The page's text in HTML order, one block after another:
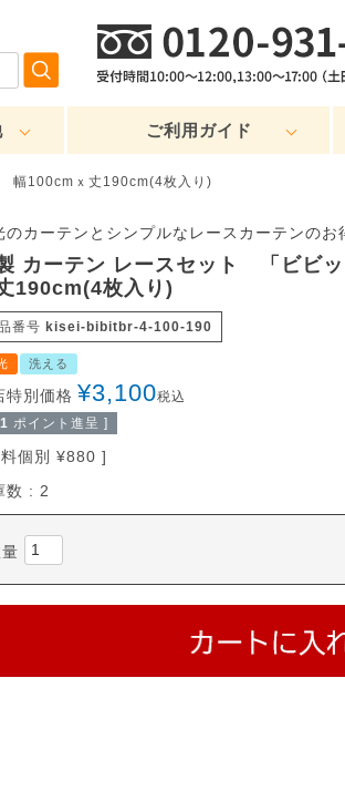
ご利用ガイド
100cmｘ丈190cm(4枚入り)
のカーテンとシンプルなレースカーテンのお
カーテン レースセット 「ビ
190cm(4枚入り)
番号 kisei-bibitbr-4-100-190
洗える
特別価格 ¥3,100税込
ポイント進呈 ]
個別 ¥880
数
2